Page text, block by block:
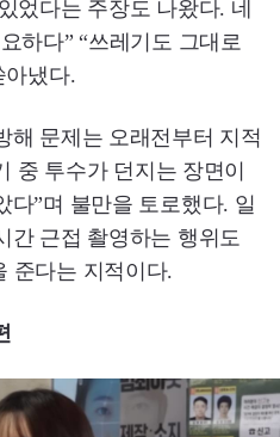
었다는 주장도 나왔다. 네
하다” “쓰레기도 그대로
아냈다.
해 문제는 오래전부터 지적
중 투수가 던지는 장면이
다”며 불만을 토로했다. 일
간 근접 촬영하는 행위도
준다는 지적이다.